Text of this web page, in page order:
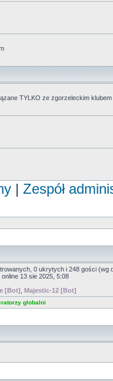
TYLKO ze zgorzeleckim klubem
| Zespół
0 ukrytych i 248 gości (wg
online 13 sie 2025, 5:08
[Bot] Majestic-12 [Bot]
globalni